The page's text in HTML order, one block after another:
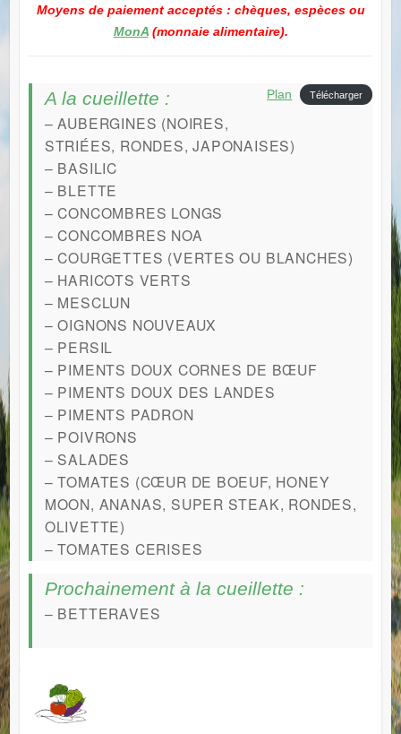
Moyens de paiement acceptés : chèques, espèces ou
MonA(monnaie alimentaire).
Plan Télécharger
A la cueillette :
– AUBERGINES (NOIRES,
STRIÉES, RONDES, JAPONAISES)
– BASILIC
– BLETTE
– CONCOMBRES LONGS
– CONCOMBRES NOA
– COURGETTES (VERTES OU BLANCHES)
– HARICOTS VERTS
– MESCLUN
– OIGNONS NOUVEAUX
– PERSIL
– PIMENTS DOUX CORNES DE BŒUF
– PIMENTS DOUX DES LANDES
– PIMENTS PADRON
– POIVRONS
– SALADES
– TOMATES (CŒUR DE BOEUF, HONEY
MOON, ANANAS, SUPER STEAK, RONDES,
OLIVETTE)
– TOMATES CERISES
Prochainement à la cueillette :
– BETTERAVES